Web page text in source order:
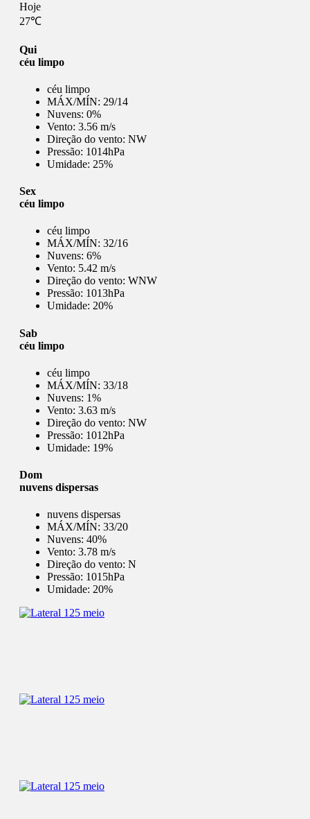
Hoje
27℃
Qui
céu limpo
céu limpo
MÁX/MÍN: 29/14
Nuvens: 0%
Vento: 3.56 m/s
Direção do vento: NW
Pressão: 1014hPa
Umidade: 25%
Sex
céu limpo
céu limpo
MÁX/MÍN: 32/16
Nuvens: 6%
Vento: 5.42 m/s
Direção do vento: WNW
Pressão: 1013hPa
Umidade: 20%
Sab
céu limpo
céu limpo
MÁX/MÍN: 33/18
Nuvens: 1%
Vento: 3.63 m/s
Direção do vento: NW
Pressão: 1012hPa
Umidade: 19%
Dom
nuvens dispersas
nuvens dispersas
MÁX/MÍN: 33/20
Nuvens: 40%
Vento: 3.78 m/s
Direção do vento: N
Pressão: 1015hPa
Umidade: 20%